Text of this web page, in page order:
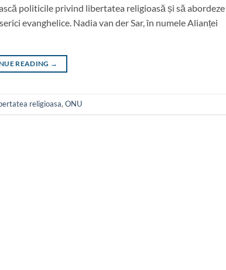
politicile privind libertatea religioasă și să abordeze
evanghelice. Nadia van der Sar, în numele Alianței
READING →
religioasa,ONU